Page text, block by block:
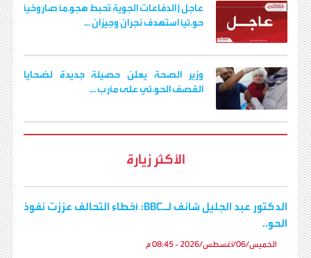
عاجل | الدفاعات الجوية تُحبط هجو.مًا صاروخيًا
حو.ثيًا استهدف نجران وجيزان ...
وزير الصحة يعلن حصيلة جديدة لضحايا
القصف الحو.ثي على مأرب ...
الأكثر زيارة
الدكتور عبد الجليل شائف لـBBC: أخطاء التحالف عززت نفوذ
الحو..
الخميس/06/أغسطس/2026 - 08:45 م